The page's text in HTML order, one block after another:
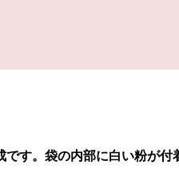
す。袋の内部に白い粉が